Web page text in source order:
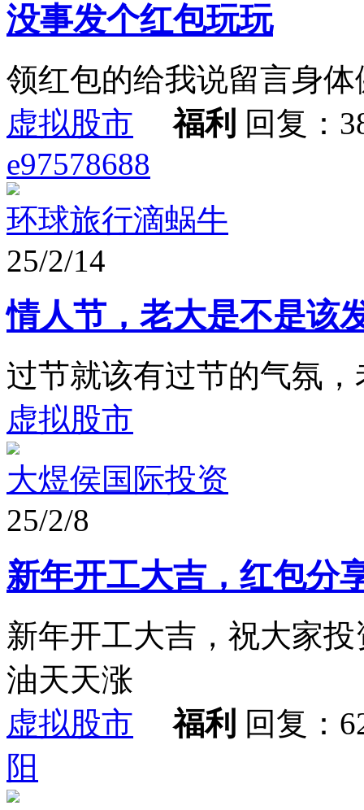
没事发个红包玩玩
领红包的给我说留言身体
虚拟股市
福利 回复：
e97578688
环球旅行滴蜗牛
25/2/14
情人节，老大是不是该
过节就该有过节的气氛
虚拟股市
大煜侯国际投资
25/2/8
新年开工大吉，红包分
新年开工大吉，祝大家
油天天涨
虚拟股市
福利 回复：
阳